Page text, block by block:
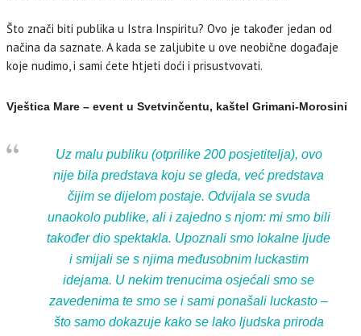
Što znači biti publika u Istra Inspiritu? Ovo je također jedan od
načina da saznate. A kada se zaljubite u ove neobične događaje
koje nudimo, i sami ćete htjeti doći i prisustvovati.
Vještica Mare – event u Svetvinčentu, kaštel Grimani-Morosini
Uz malu publiku (otprilike 200 posjetitelja), ovo
nije bila predstava koju se gleda, već predstava
čijim se dijelom postaje. Odvijala se svuda
unaokolo publike, ali i zajedno s njom: mi smo bili
također dio spektakla. Upoznali smo lokalne ljude
i smijali se s njima međusobnim luckastim
idejama. U nekim trenucima osjećali smo se
zavedenima te smo se i sami ponašali luckasto –
što samo dokazuje kako se lako ljudska priroda